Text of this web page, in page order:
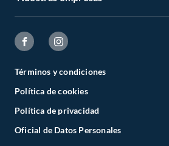
Términos y condiciones
Política de cookies
Política de privacidad
Oficial de Datos Personales